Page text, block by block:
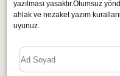
yazılması yasaktır.Olumsuz
ahlak ve nezaket yazım
uyunuz.